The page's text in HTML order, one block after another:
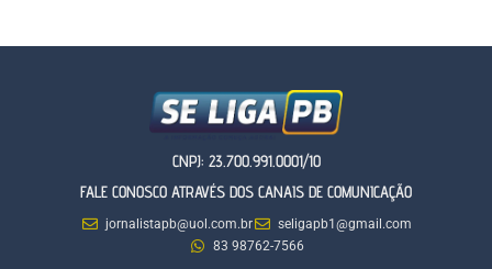
CNPJ: 23.700.991.0001/10
FALE CONOSCO ATRAVÉS DOS CANAIS DE COMUNICAÇÃO
jornalistapb@uol.com.br
seligapb1@gmail.com
83 98762-7566